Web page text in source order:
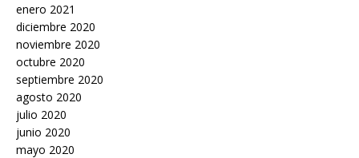
enero 2021
diciembre 2020
noviembre 2020
octubre 2020
septiembre 2020
agosto 2020
julio 2020
junio 2020
mayo 2020